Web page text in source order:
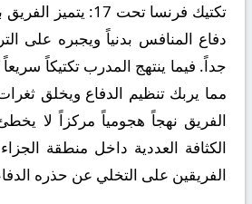
تكتيك فرنسا تحت 17:
يتميز
دفاع المنافس بدنياً ويجبره على
جداً. فيما ينتهج المدرب تكتيكاً
مما يربك تنظيم الدفاع ويخلق
الفريق نهجاً هجومياً مركزاً لا
الكثافة العددية داخل منطقة
الفريقين على التخلي عن حذره